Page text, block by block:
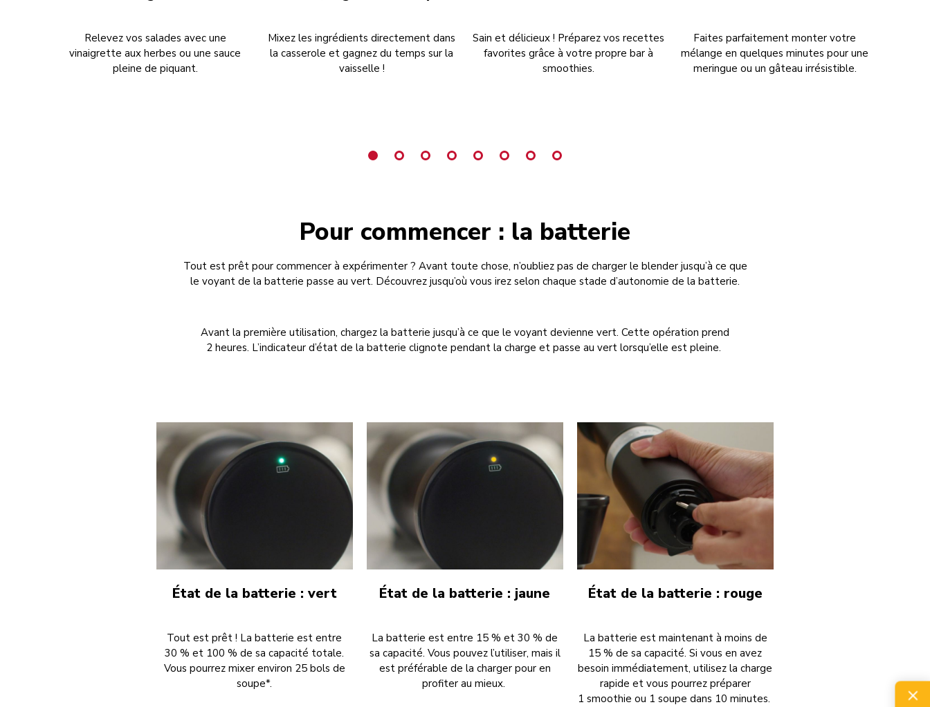
Relevez vos salades avec une
vinaigrette aux herbes ou une sauce
pleine de piquant.
Mixez les ingrédients directement dans
la casserole et gagnez du temps sur la
vaisselle !
Sain et délicieux ! Préparez vos recettes
favorites grâce à votre propre bar à
smoothies.
Faites parfaitement monter votre
mélange en quelques minutes pour une
meringue ou un gâteau irrésistible.
Pour commencer : la batterie
Tout est prêt pour commencer à expérimenter ? Avant toute chose, n’oubliez pas de charger le blender jusqu’à ce que
le voyant de la batterie passe au vert. Découvrez jusqu’où vous irez selon chaque stade d’autonomie de la batterie.
Avant la première utilisation, chargez la batterie jusqu’à ce que le voyant devienne vert. Cette opération prend
2 heures. L’indicateur d’état de la batterie clignote pendant la charge et passe au vert lorsqu’elle est pleine.
État de la batterie : vert
Tout est prêt ! La batterie est entre
30 % et 100 % de sa capacité totale.
Vous pourrez mixer environ 25 bols de
soupe*.
État de la batterie : jaune
La batterie est entre 15 % et 30 % de
sa capacité. Vous pouvez l’utiliser, mais il
est préférable de la charger pour en
profiter au mieux.
État de la batterie : rouge
La batterie est maintenant à moins de
15 % de sa capacité. Si vous en avez
besoin immédiatement, utilisez la charge
rapide et vous pourrez préparer
1 smoothie ou 1 soupe dans 10 minutes.